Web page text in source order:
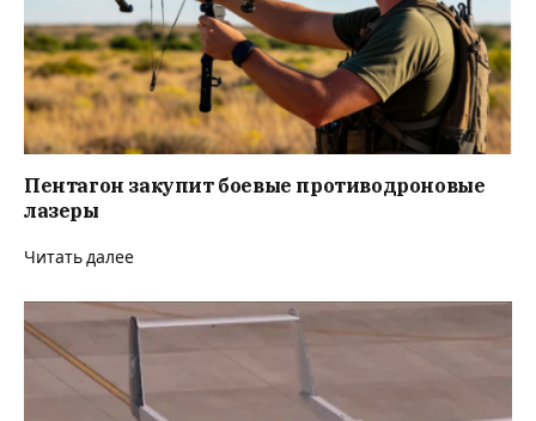
Пентагон закупит боевые противодроновые
лазеры
Читать далее